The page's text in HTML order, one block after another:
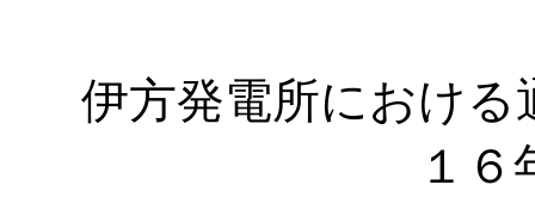
伊方発電所における
１６